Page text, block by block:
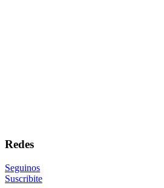
Redes
Seguinos
Suscribite